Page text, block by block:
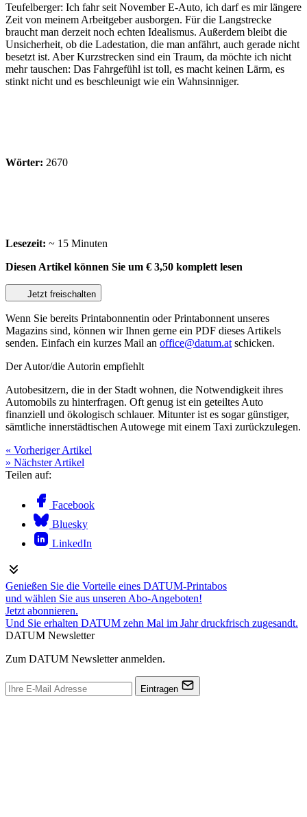
Teufelberger: Ich fahr seit November E-Auto, ich darf es mir längere
Zeit von meinem Arbeitgeber ausborgen. Für die Langstrecke
braucht man derzeit noch echten Idealismus. Außerdem bleibt die
Unsicherheit, ob die Ladestation, die man anfährt, auch gerade nicht
besetzt ist. Aber Kurzstrecken sind ein Traum, da möchte ich nicht
mehr tauschen: Das Fahrgefühl ist toll, es macht keinen Lärm, es
stinkt nicht und es beschleunigt wie ein Wahnsinniger.
Wörter: 2670
Lesezeit: ~ 15 Minuten
Diesen Artikel können Sie um € 3,50 komplett lesen
Jetzt freischalten
Wenn Sie bereits Printabonnentin oder Printabonnent unseres
Magazins sind, können wir Ihnen gerne ein PDF dieses Artikels
senden. Einfach ein kurzes Mail an office@datum.at schicken.
Der Autor/die Autorin empfiehlt
Autobesitzern, die in der Stadt wohnen, die Notwendigkeit ihres
Automobils zu hinterfragen. Oft genug ist ein geteiltes Auto
finanziell und ökologisch schlauer. Mitunter ist es sogar günstiger,
sämtliche innerstädtischen Autowege mit einem Taxi zurückzulegen.
« Vorheriger Artikel
» Nächster Artikel
Teilen auf:
Facebook
Bluesky
LinkedIn
Genießen Sie die Vorteile eines DATUM-Printabos
und wählen Sie aus unseren Abo-Angeboten!
Jetzt abonnieren.
Und Sie erhalten DATUM zehn Mal im Jahr druckfrisch zugesandt.
DATUM Newsletter
Zum DATUM Newsletter anmelden.
Eintragen